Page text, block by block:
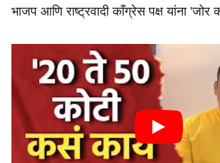
भाजप आणि राष्ट्रवादी काँग्रेस पक्ष यांना 'जोर